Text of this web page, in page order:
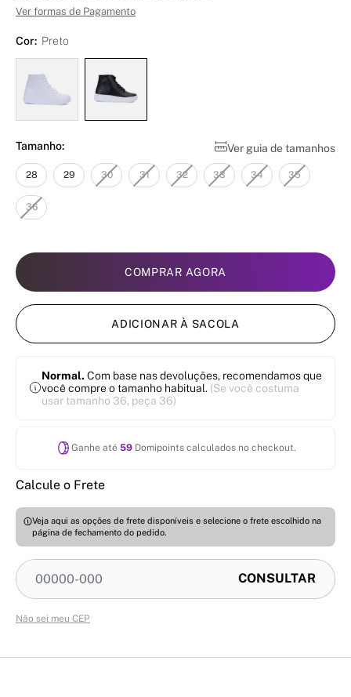
Ver formas de Pagamento
Cor: Preto
Ver guia de tamanhos
Tamanho:
28 29 30 31 32 33 34 35
36
COMPRAR AGORA
ADICIONAR À SACOLA
Normal. Com base nas devoluções, recomendamos que
você compre o tamanho habitual. (Se você costuma
usar tamanho 36, peça 36)
Ganhe até 59Domipoints calculados no checkout.
Calcule o Frete
Veja aqui as opções de frete disponíveis e selecione o frete escolhido na
página de fechamento do pedido.
Não sei meu CEP